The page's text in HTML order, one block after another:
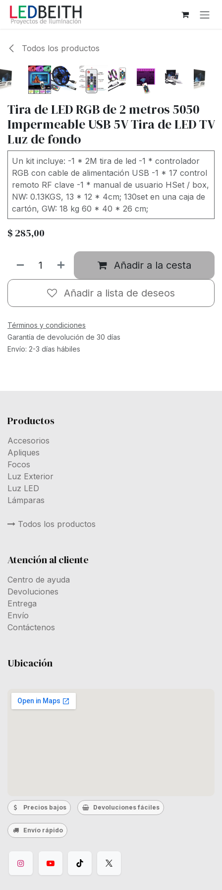
Ir al contenido
Todos los productos
Tira de LED RGB de 2 metros 5050
Impermeable USB 5V Tira de LED TV
Luz de fondo
Un kit incluye: -1 * 2M tira de led -1 * controlador
RGB con cable de alimentación USB -1 * 17 control
remoto RF clave -1 * manual de usuario HSet / box,
NW: 0.13KGS, 13 * 12 * 4cm; 130set en una caja de
cartón, GW: 18 kg 60 * 40 * 26 cm;
$ 285,00
Añadir a la cesta
Añadir a lista de deseos
Términos y condiciones
Garantía de devolución de 30 días
Envío: 2-3 días hábiles
Productos
Accesorios
Apliques
Focos
Luz Exterior
Luz LED
Lámparas
Todos los productos
Atención al cliente
Centro de ayuda
Devoluciones
Entrega
Envío
Contáctenos
Ubicación
Precios bajos Devoluciones fáciles
Envío rápido